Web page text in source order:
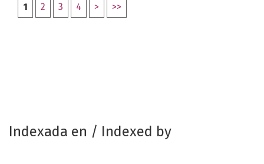
1 2 3 4 > >>
Indexada en / Indexed by